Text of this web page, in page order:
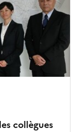
collègues